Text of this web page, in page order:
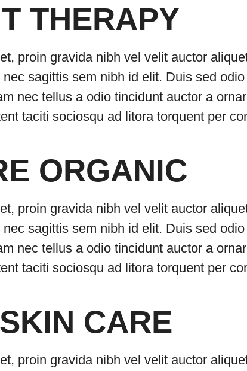
THERAPY
proin gravida nibh vel velit auctor
sagittis sem nibh id elit. Duis sed
nec tellus a odio tincidunt auctor a
taciti sociosqu ad litora torquent per
ORGANIC
proin gravida nibh vel velit auctor
sagittis sem nibh id elit. Duis sed
nec tellus a odio tincidunt auctor a
taciti sociosqu ad litora torquent per
CARE
proin gravida nibh vel velit auctor